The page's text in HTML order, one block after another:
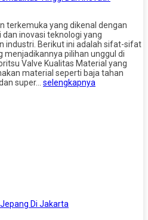
terkemuka yang dikenal dengan
inovasi teknologi yang
industri. Berikut ini adalah sifat-sifat
menjadikannya pilihan unggul di
Valve Kualitas Material yang
material seperti baja tahan
super… selengkapnya
Di Jakarta